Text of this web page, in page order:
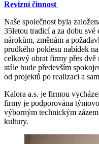
Revizní činnost
Naše společnost byla
35letou tradicí a za dobu své
nárokům, změnám a
prudkého poklesu nabídek
celkový obrat firmy přes
stále bude především
od projektů po realizaci a
Kalora a.s. je firmou
firmy je podporována
výborným technickým
kultury.